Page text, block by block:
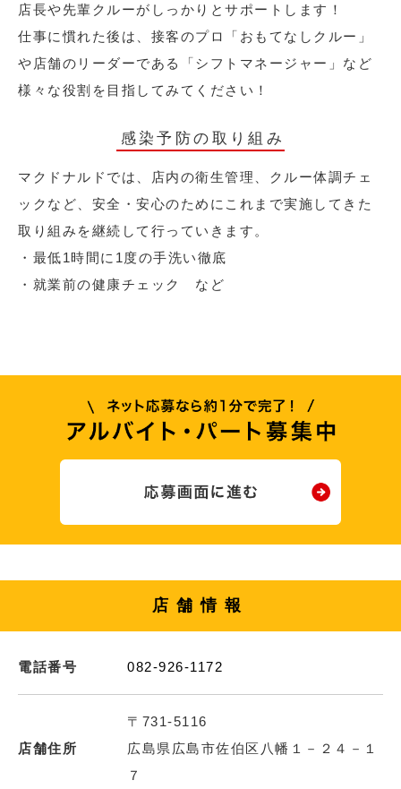
店長や先輩クルーがしっかりとサポートします！
仕事に慣れた後は、接客のプロ「おもてなしクルー」
や店舗のリーダーである「シフトマネージャー」など
様々な役割を目指してみてください！
感染予防の取り組み
マクドナルドでは、店内の衛生管理、クルー体調チェ
ックなど、安全・安心のためにこれまで実施してきた
取り組みを継続して行っていきます。
・最低1時間に1度の手洗い徹底
・就業前の健康チェック など
店舗情報
電話番号 082-926-1172
店舗住所
〒731-5116
広島県広島市佐伯区八幡１－２４－１
７